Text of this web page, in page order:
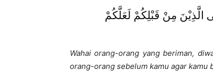
الَّذِيْنَ مِنْ قَبْلِكُمْ لَعَلَّكُمْ
Wahai orang-orang yang beriman,
orang-orang sebelum kamu agar kamu